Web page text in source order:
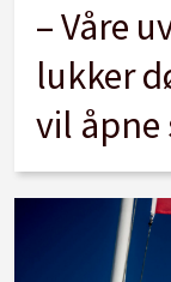
– Våre
lukker
vil åpne